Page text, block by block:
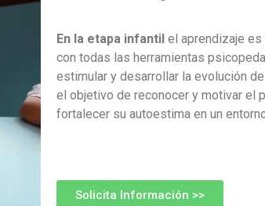
En la etapa infantilel aprendizaje es
con todas las herramientas
estimular y desarrollar la evolución
el objetivo de reconocer y motivar el
fortalecer su autoestima en un
Solicita Información >>